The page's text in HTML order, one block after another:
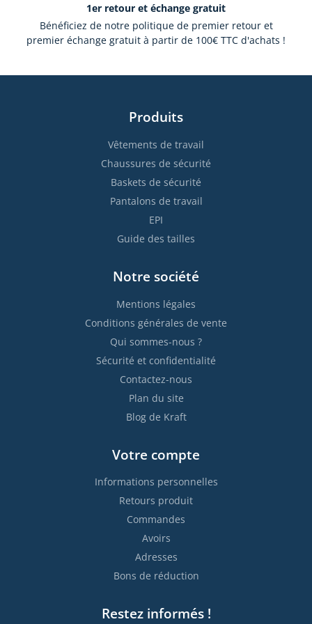
1er retour et échange gratuit
Bénéficiez de notre politique de premier retour et
premier échange gratuit à partir de 100€ TTC d'achats !
Produits
Vêtements de travail
Chaussures de sécurité
Baskets de sécurité
Pantalons de travail
EPI
Guide des tailles
Notre société
Mentions légales
Conditions générales de vente
Qui sommes-nous ?
Sécurité et confidentialité
Contactez-nous
Plan du site
Blog de Kraft
Votre compte
Informations personnelles
Retours produit
Commandes
Avoirs
Adresses
Bons de réduction
Restez informés !